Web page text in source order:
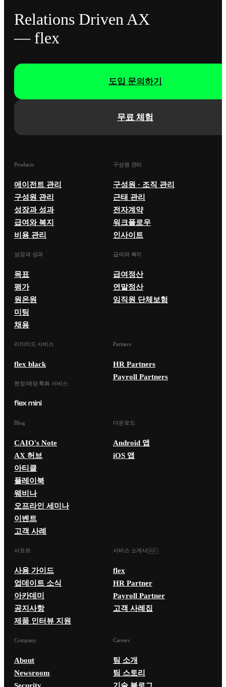
Relations Driven AX
— flex
무료 체험
도입 문의하기
Products
에이전트 관리
구성원 관리
성장과 성과
급여와 복지
비용 관리
구성원 관리
구성원 · 조직 관리
근태 관리
전자계약
워크플로우
인사이트
성장과 성과
목표
평가
원온원
미팅
채용
급여와 복지
급여정산
연말정산
임직원 단체보험
리미티드 서비스
flex black
현장/매장 특화 서비스
Partners
HR Partners
Payroll Partners
Blog
CAIO's Note
AX 허브
아티클
플레이북
웨비나
오프라인 세미나
이벤트
고객 사례
다운로드
Android 앱
iOS 앱
서포트
사용 가이드
업데이트 소식
아카데미
공지사항
제품 인터뷰 지원
서비스 소개서
flex
HR Partner
Payroll Partner
고객 사례집
Company
About
Newsroom
Security
Careers
팀 소개
팀 스토리
기술 블로그